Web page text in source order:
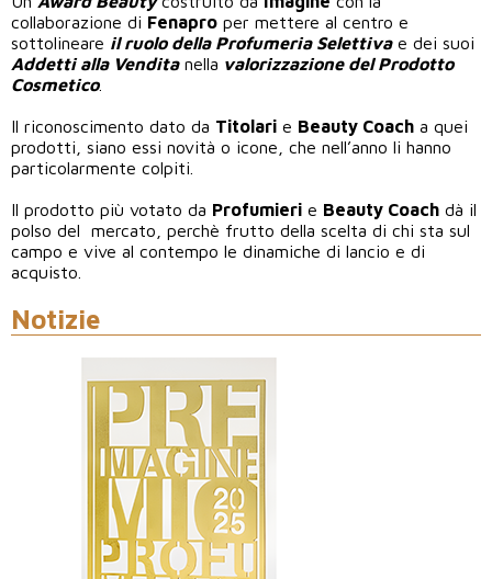
collaborazione di Fenapro per mettere al centro e
sottolineare il ruolo della Profumeria Selettivae dei suoi
Addetti alla Venditanella valorizzazione del Prodotto
Cosmetico.
Il riconoscimento dato da Titolari e Beauty Coach a quei
prodotti, siano essi novità o icone, che nell’anno li hanno
particolarmente colpiti.
Il prodotto più votato da Profumieri e Beauty Coach dà il
polso del mercato, perchè frutto della scelta di chi sta sul
campo e vive al contempo le dinamiche di lancio e di
acquisto.
Notizie